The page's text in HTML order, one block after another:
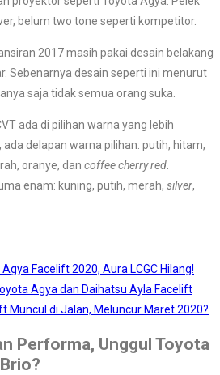
belum two tone seperti kompetitor.
2017 masih pakai desain belakang
Sebenarnya desain seperti ini menurut
saja tidak semua orang suka.
ada di pilihan warna yang lebih
ada delapan warna pilihan: putih, hitam,
oranye, dan coffee cherry red.
enam: kuning, putih, merah, silver,
Facelift 2020, Aura LCGC Hilang!
Agya dan Daihatsu Ayla Facelift
Muncul di Jalan, Meluncur Maret 2020?
Performa, Unggul Toyota